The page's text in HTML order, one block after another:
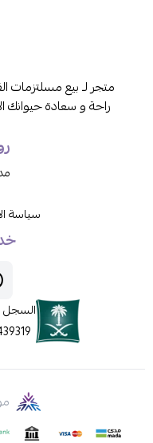
متجر لـ بيع مسلتزمات
راحة و سعادة حيوانك
سياسة
السجل